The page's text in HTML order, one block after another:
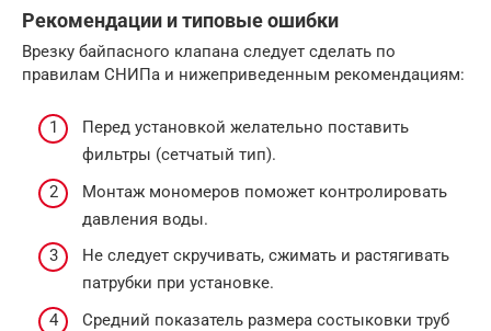
Рекомендации и типовые ошибки
Врезку байпасного клапана следует сделать по
правилам СНИПа и нижеприведенным рекомендациям:
Перед установкой желательно поставить
фильтры (сетчатый тип).
Монтаж мономеров поможет контролировать
давления воды.
Не следует скручивать, сжимать и растягивать
патрубки при установке.
Средний показатель размера состыковки труб